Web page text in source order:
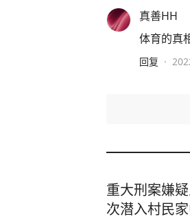
真善HH
体育的真
回复 ·
重大刑案嫌
次潜入村民